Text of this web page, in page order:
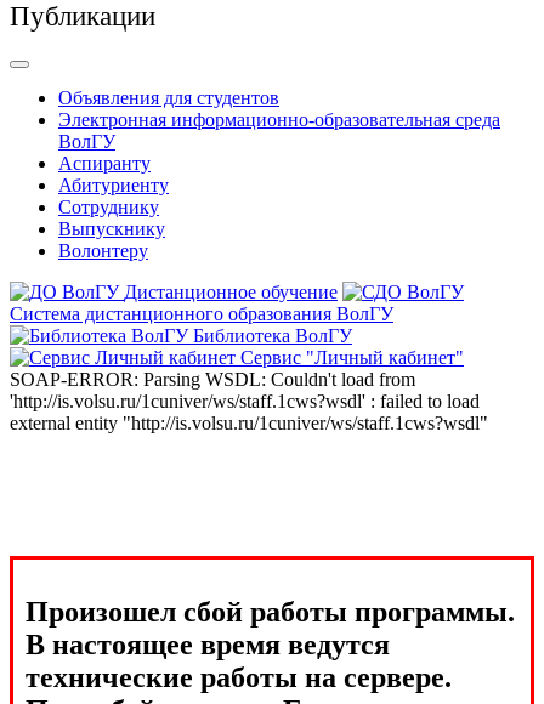
Публикации
Объявления для студентов
Электронная информационно-образовательная среда
ВолГУ
Аспиранту
Абитуриенту
Сотруднику
Выпускнику
Волонтеру
Дистанционное обучение
Система дистанционного образования ВолГУ
Библиотека ВолГУ
Сервис "Личный кабинет"
SOAP-ERROR: Parsing WSDL: Couldn't load from
'http://is.volsu.ru/1cuniver/ws/staff.1cws?wsdl' : failed to load
external entity "http://is.volsu.ru/1cuniver/ws/staff.1cws?wsdl"
Произошел сбой работы программы.
В настоящее время ведутся
технические работы на сервере.